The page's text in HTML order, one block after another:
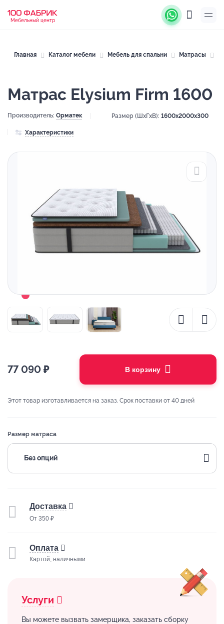
Мебельный центр
Главная Каталог мебели Мебель для спальни Матрасы
Матрас Elysium Firm 1600
Производитель: Орматек Размер (ШхГхВ): 1600x2000x300
Характеристики
77 090 ₽ В корзину
Этот товар изготавливается на заказ. Срок поставки от 40 дней
Размер матраса
Без опций
Доставка
От 350 ₽
Оплата
Картой, наличными
Услуги
Вы можете вызвать замерщика, заказать сборку